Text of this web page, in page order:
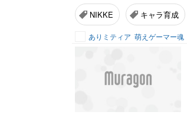
NIKKE キャラ育成
ありミティア 萌えゲーマー魂